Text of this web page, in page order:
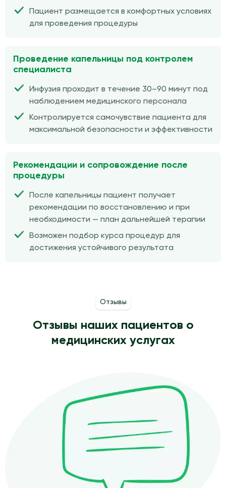
Пациент размещается в комфортных условиях
для проведения процедуры
Проведение капельницы под контролем
специалиста
Инфузия проходит в течение 30–90 минут под
наблюдением медицинского персонала
Контролируется самочувствие пациента для
максимальной безопасности и эффективности
Рекомендации и сопровождение после
процедуры
После капельницы пациент получает
рекомендации по восстановлению и при
необходимости — план дальнейшей терапии
Возможен подбор курса процедур для
достижения устойчивого результата
Отзывы
Отзывы наших пациентов о
медицинских услугах